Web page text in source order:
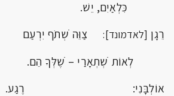
כִּלְאַיִם, יֵשׁ.
רֵגָן [לאדמונד]:צַוֵּה ֹשְתֹף יִרְעַם
לְאוֹת ֹשְתְאָרַי – ֹשֶלְּךָ הֵם.
אוֹלְבָּנִי: רֶגַע.